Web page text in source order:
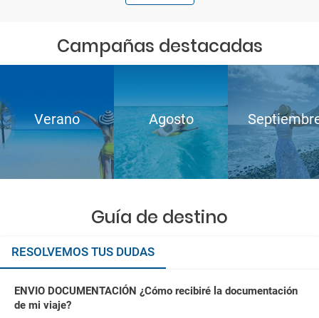
Campañas destacadas
Verano Agosto
Guía de destino
RESOLVEMOS TUS DUDAS
ENVIO DOCUMENTACIÓN ¿Cómo recibiré la documentación
de mi viaje?